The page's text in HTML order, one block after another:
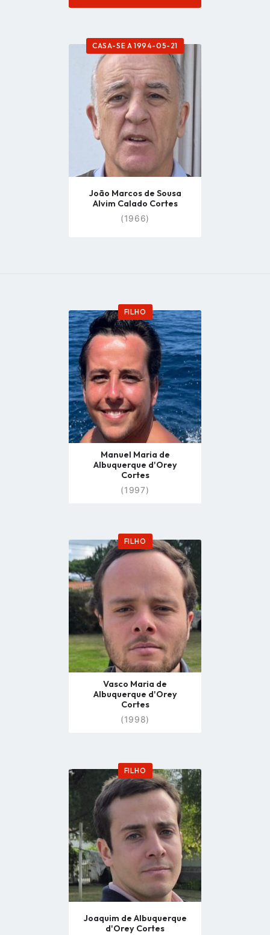
CASA-SE A 1994-05-21
Go
profile
page
João Marcos de Sousa
Alvim Calado Cortes
(1966)
FILHO
Go
to
profile
page
Manuel Maria de
Albuquerque d'Orey
Cortes
(1997)
FILHO
Go
to
profile
Vasco Maria de
Albuquerque d'Orey
Cortes
(1998)
FILHO
Go
to
profile
Joaquim de Albuquerque
d'Orey Cortes